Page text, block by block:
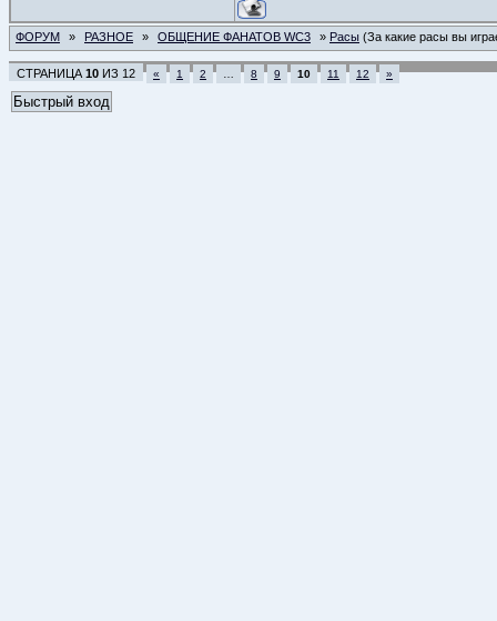
ФОРУМ » РАЗНОЕ » ОБЩЕНИЕ ФАНАТОВ WC3 » Расы (За какие расы вы
СТРАНИЦА 10 ИЗ 12 « 1 2 8 9 10 11 12 »